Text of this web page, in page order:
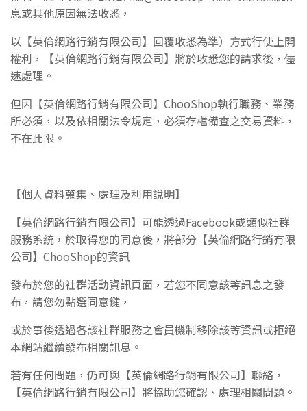
息或其他原因無法收悉，
以 【英倫網路行銷有限公司】 回覆收悉為準）方式行使上開
權利，
【英倫網路行銷有限公司】 將於收悉您的請求後， 儘
速處理。
但因 【英倫網路行銷有限公司】ChooShop執行職務、業務
所必須，以及依相關法令規定，必須存檔備查之交易資料，
不在此限。
【個人資料蒐集、處理及利用說明】
【英倫網路行銷有限公司】 可能透過Facebook或類似社群
服務系統，於取得您的同意後，將部分 【英倫網路行銷有限
公司】ChooShop的資訊
發布於您的社群活動資訊頁面，若您不同意該等訊息之發
布，請您勿點選同意鍵，
或於事後透過各該社群服務之會員機制移除該等資訊或拒絕
本網站繼續發布相關訊息。
若有任何問題， 仍可與 【英倫網路行銷有限公司】 聯絡，
【英倫網路行銷有限公司】 將協助您確認、處理相關問題。